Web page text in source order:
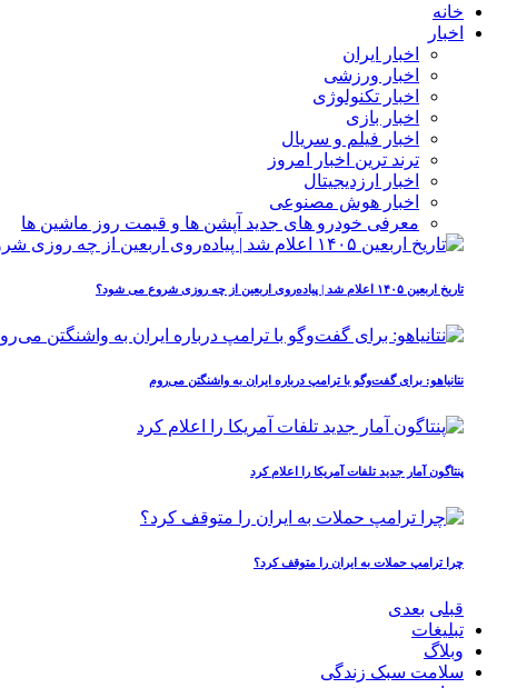
خانه
اخبار
اخبار ایران
اخبار ورزشی
اخبار تکنولوژی
اخبار بازی
اخبار فیلم و سریال
ترند ترین اخبار امروز
اخبار ارزدیجیتال
اخبار هوش مصنوعی
معرفی خودرو های جدید آپشن‌ ها و قیمت روز ماشین‌ ها
تاریخ اربعین ۱۴۰۵ اعلام شد | پیاده‌روی اربعین از چه روزی شروع می‌ شود؟
نتانیاهو: برای گفت‌وگو با ترامپ درباره ایران به واشنگتن می‌روم
پنتاگون آمار جدید تلفات آمریکا را اعلام کرد
چرا ترامپ حملات به ایران را متوقف کرد؟
قبلی بعدی
تبلیغات
وبلاگ
سلامت سبک زندگی